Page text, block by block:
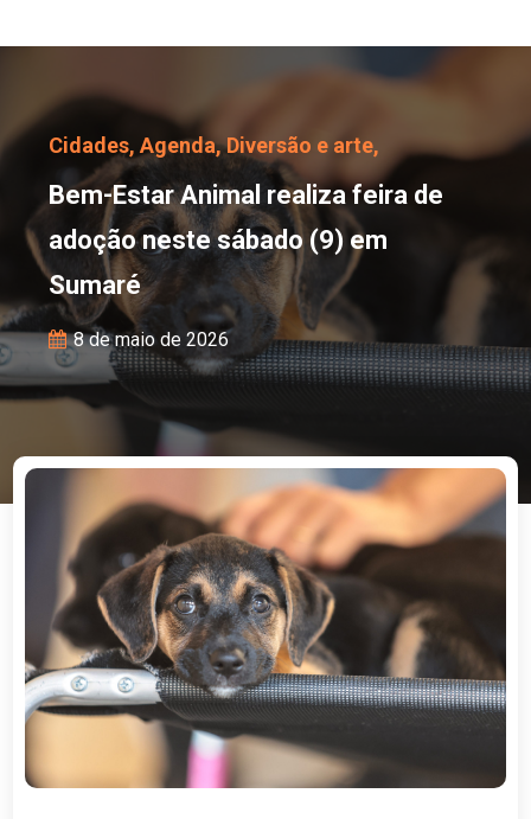
Bem-Estar Animal
Cidades,Agenda,Diversão e arte,
Bem-Estar Animal realiza feira de
adoção neste sábado (9) em
Sumaré
8 de maio de 2026